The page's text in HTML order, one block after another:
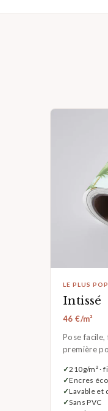
LE PLUS
Intissé
46 €/m²
Pose
première
210g/m² ·
Encres
Lavable et
Sans PVC